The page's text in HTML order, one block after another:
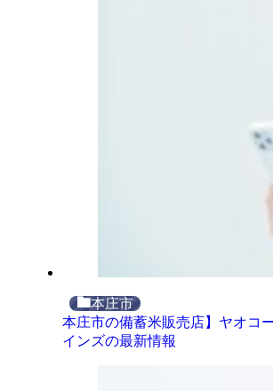
本庄市
本庄市の備蓄米販売店】ヤオコ
インズの最新情報